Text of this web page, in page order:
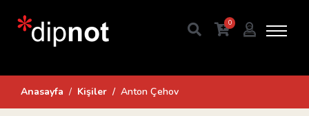
0
Anasayfa Kişiler Anton Çehov